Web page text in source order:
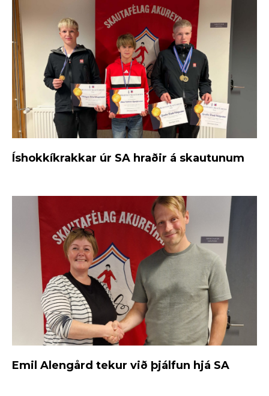
Íshokkíkrakkar úr SA hraðir á skautunum
Emil Alengård tekur við þjálfun hjá SA